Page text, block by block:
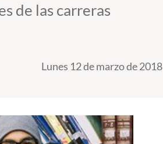
de las carreras
Lunes 12 de marzo de 2018